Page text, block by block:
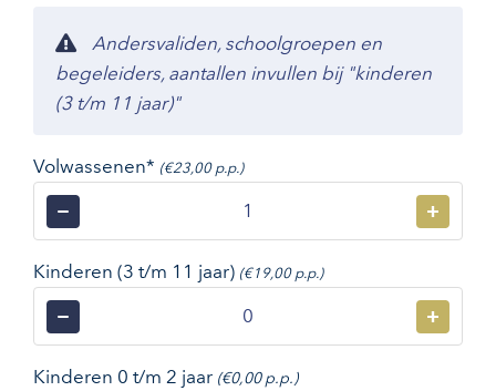
Andersvaliden, schoolgroepen en
begeleiders, aantallen invullen bij "kinderen
(3 t/m 11 jaar)"
Volwassenen* (€23,00 p.p.)
− +
Kinderen (3 t/m 11 jaar) (€19,00 p.p.)
− +
Kinderen 0 t/m 2 jaar (€0,00 p.p.)